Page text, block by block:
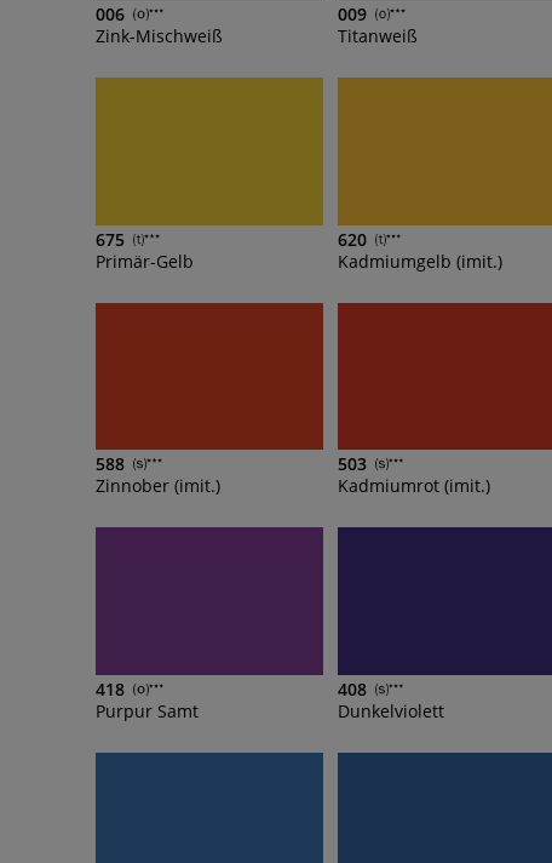
006
Zink-Mischweiß
009
Titanweiß
675
Primär-Gelb
620
Kadmiumgelb (imit.)
588
Zinnober (imit.)
503
Kadmiumrot (imit.)
418
Purpur Samt
408
Dunkelviolett